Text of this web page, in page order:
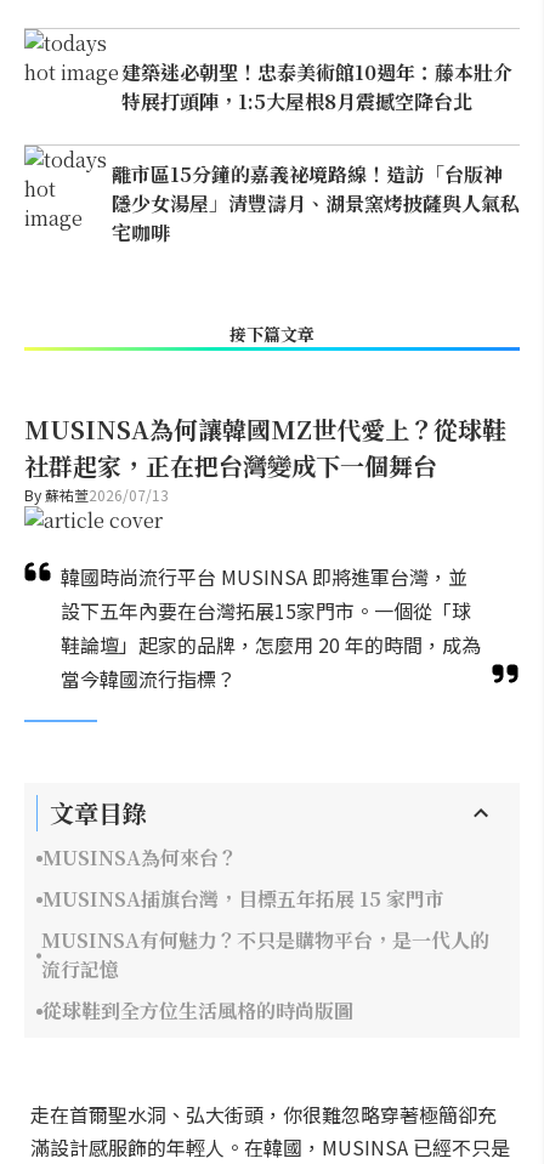
建築迷必朝聖！忠泰美術館10週年：藤本壯介
特展打頭陣，1:5大屋根8月震撼空降台北
離市區15分鐘的嘉義祕境路線！造訪「台版神
隱少女湯屋」清豐濤月、湖景窯烤披薩與人氣私
宅咖啡
接下篇文章
MUSINSA為何讓韓國MZ世代愛上？從球鞋
社群起家，正在把台灣變成下一個舞台
By蘇祐萱2026/07/13
韓國時尚流行平台 MUSINSA 即將進軍台灣，並
設下五年內要在台灣拓展15家門市。一個從「球
鞋論壇」起家的品牌，怎麼用 20 年的時間，成為
當今韓國流行指標？
文章目錄
MUSINSA為何來台？
MUSINSA插旗台灣，目標五年拓展 15 家門市
MUSINSA有何魅力？不只是購物平台，是一代人的
流行記憶
從球鞋到全方位生活風格的時尚版圖
走在首爾聖水洞、弘大街頭，你很難忽略穿著極簡卻充
滿設計感服飾的年輕人。在韓國，MUSINSA 已經不只是